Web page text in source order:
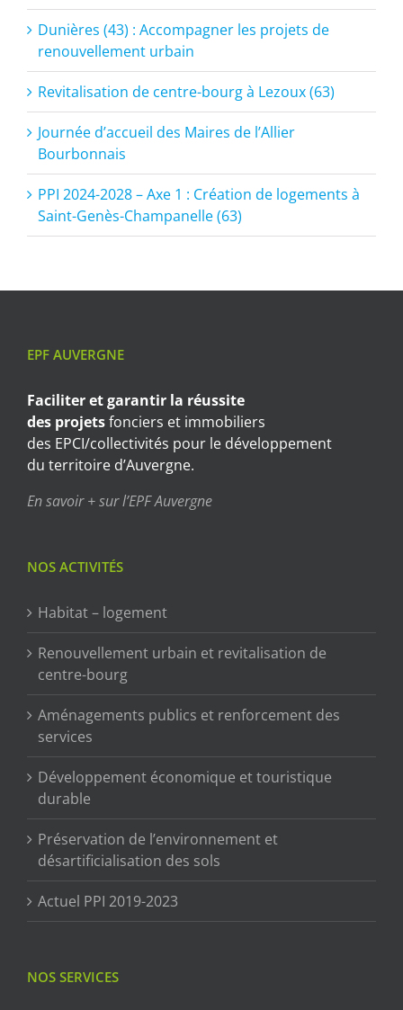
Dunières (43) : Accompagner les projets de
renouvellement urbain
Revitalisation de centre-bourg à Lezoux (63)
Journée d’accueil des Maires de l’Allier
Bourbonnais
PPI 2024-2028 – Axe 1 : Création de logements à
Saint-Genès-Champanelle (63)
EPF AUVERGNE
Faciliter et garantir la réussite
des projetsfonciers et immobiliers
des EPCI/collectivités pour le développement
du territoire d’Auvergne.
En savoir + sur l’EPF Auvergne
NOS ACTIVITÉS
Habitat – logement
Renouvellement urbain et revitalisation de
centre-bourg
Aménagements publics et renforcement des
services
Développement économique et touristique
durable
Préservation de l’environnement et
désartificialisation des sols
Actuel PPI 2019-2023
NOS SERVICES